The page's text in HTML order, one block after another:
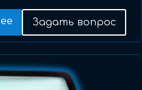
Задать вопрос